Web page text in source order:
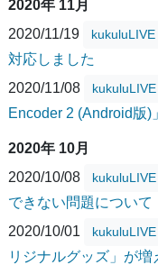
2020年 11月
2020/11/19
kukuluLIVE
対応しました
2020/11/08
kukuluLIVE
Encoder 2 (Android版
2020年 10月
2020/10/08
kukuluLIVE
できない問題について
2020/10/01
kukuluLIVE
リジナルグッズ」が増